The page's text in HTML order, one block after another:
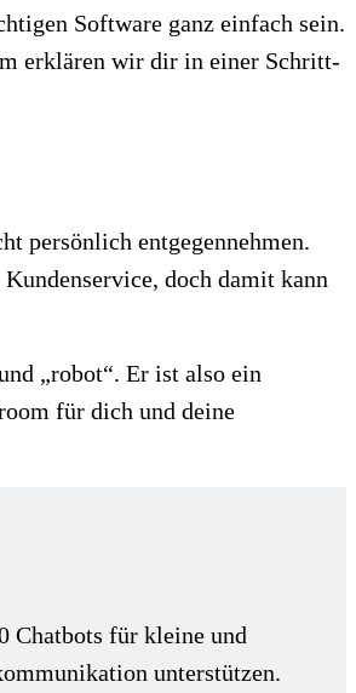
Software ganz einfach sein.
erklären wir dir in einer Schritt-
persönlich entgegennehmen.
doch damit kann
„robot“. Er ist also ein
für dich und deine
Chatbots für kleine und
unterstützen.